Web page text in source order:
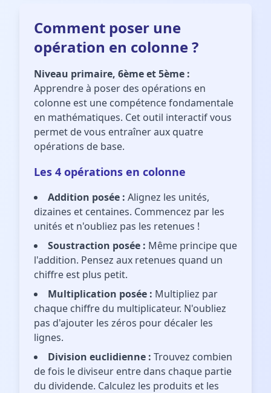
Comment poser une
opération en colonne ?
Niveau primaire, 6ème et 5ème :
Apprendre à poser des opérations en
colonne est une compétence fondamentale
en mathématiques. Cet outil interactif vous
permet de vous entraîner aux quatre
opérations de base.
Les 4 opérations en colonne
Addition posée : Alignez les unités,
dizaines et centaines. Commencez par les
unités et n'oubliez pas les retenues !
Soustraction posée : Même principe que
l'addition. Pensez aux retenues quand un
chiffre est plus petit.
Multiplication posée : Multipliez par
chaque chiffre du multiplicateur. N'oubliez
pas d'ajouter les zéros pour décaler les
lignes.
Division euclidienne : Trouvez combien
de fois le diviseur entre dans chaque partie
du dividende. Calculez les produits et les